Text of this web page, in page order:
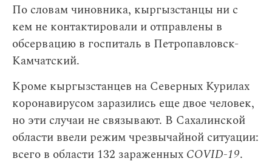
По словам чиновника, кыргызстанцы ни с
кем не контактировали и отправлены в
обсервацию в госпиталь в Петропавловск-
Камчатский.
Кроме кыргызстанцев на Северных Курилах
коронавирусом заразились еще двое человек,
но эти случаи не связывают. В Сахалинской
области ввели режим чрезвычайной ситуации:
всего в области 132 зараженных COVID-19.